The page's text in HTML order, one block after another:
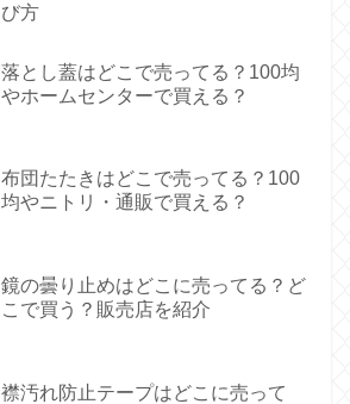
び方
落とし蓋はどこで売ってる？100均
やホームセンターで買える？
布団たたきはどこで売ってる？100
均やニトリ・通販で買える？
鏡の曇り止めはどこに売ってる？ど
こで買う？販売店を紹介
襟汚れ防止テープはどこに売って